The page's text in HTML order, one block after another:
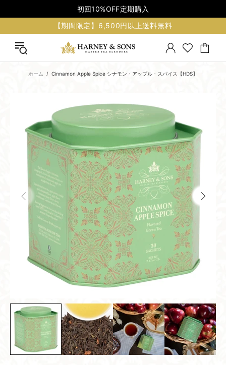
初回10%OFF定期購入
【期間限定】6,500円以上送料無料
ホーム Cinnamon Apple Spice シナモン・アップル・スパイス【HDS】